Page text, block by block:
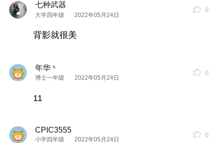
七种武器
大学四年级 2022年05月24日
0
背影就很美
年华丶
博士一年级 2022年05月24日
0
11
CPIC3555
小学四年级 2022年05月24日
0